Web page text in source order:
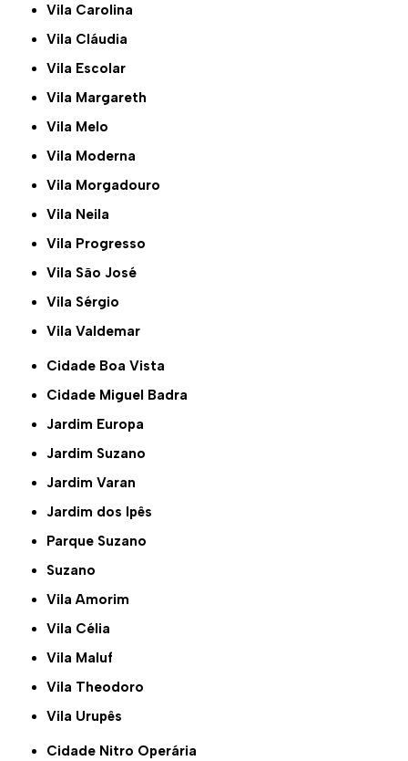
Vila Carolina
Vila Cláudia
Vila Escolar
Vila Margareth
Vila Melo
Vila Moderna
Vila Morgadouro
Vila Neila
Vila Progresso
Vila São José
Vila Sérgio
Vila Valdemar
Cidade Boa Vista
Cidade Miguel Badra
Jardim Europa
Jardim Suzano
Jardim Varan
Jardim dos Ipês
Parque Suzano
Suzano
Vila Amorim
Vila Célia
Vila Maluf
Vila Theodoro
Vila Urupês
Cidade Nitro Operária